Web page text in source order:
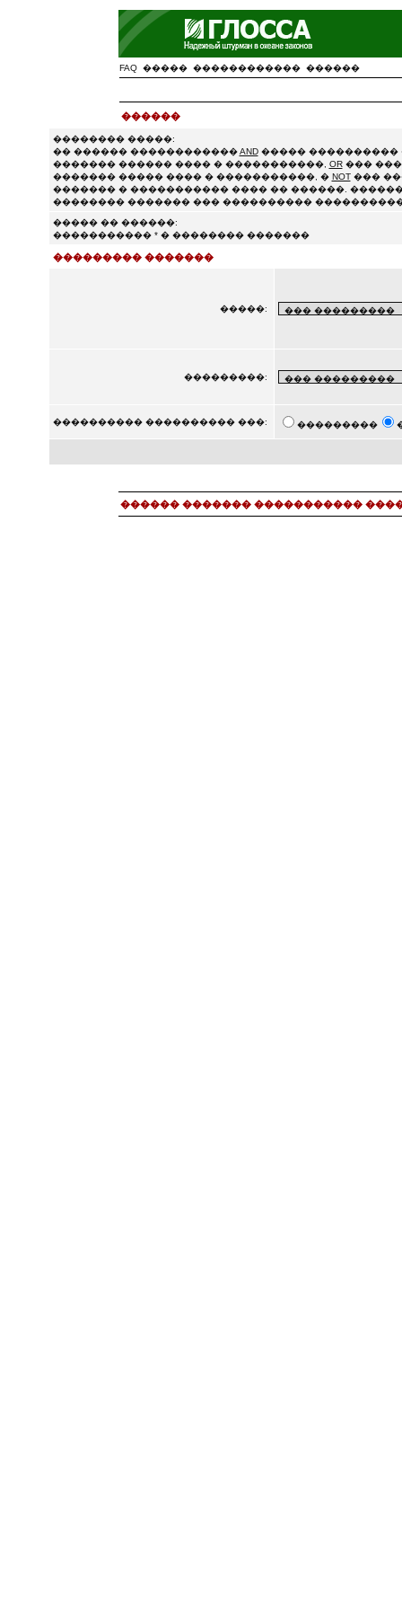
FAQ ����� ������������ ������
������
�������� �����:
�� ������ ������������AND����� ����������
������� ������ ���� � �����������, OR���
������� ����� ���� � �����������, � NOT���
������� � ����������� ���� �� ������.
�������� ������� ��� ����������
����� �� ������:
����������� * � �������� �������
��������� �������
�����:
���������:
���������� ���������� ���: ���������
������ ������� �����������